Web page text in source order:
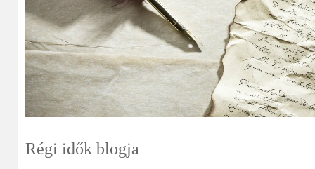
Régi idők blogja